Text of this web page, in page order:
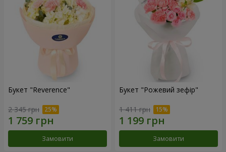
Букет "Reverence"
2 345 грн
Замовити
Букет "Рожевий зефір"
1 411 грн
Замовити